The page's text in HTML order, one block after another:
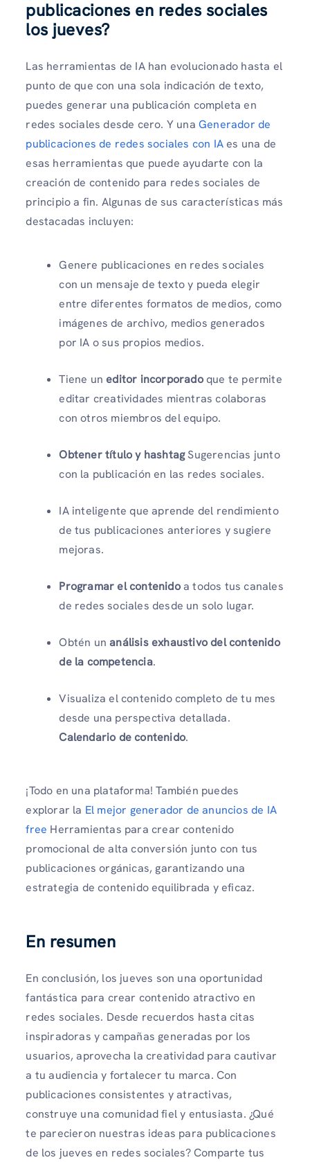
publicaciones en redes sociales
los jueves?
Las herramientas de IA han evolucionado hasta el
punto de que con una sola indicación de texto,
puedes generar una publicación completa en
redes sociales desde cero. Y una Generador de
publicaciones de redes sociales con IAes una de
esas herramientas que puede ayudarte con la
creación de contenido para redes sociales de
principio a fin. Algunas de sus características más
destacadas incluyen:
Genere publicaciones en redes sociales
con un mensaje de texto y pueda elegir
entre diferentes formatos de medios, como
imágenes de archivo, medios generados
por IA o sus propios medios.
Tiene un editor incorporadoque te permite
editar creatividades mientras colaboras
con otros miembros del equipo.
Obtener título y hashtagSugerencias junto
con la publicación en las redes sociales.
IA inteligente que aprende del rendimiento
de tus publicaciones anteriores y sugiere
mejoras.
Programar el contenidoa todos tus canales
de redes sociales desde un solo lugar.
Obtén unanálisis exhaustivo del contenido
de la competencia.
Visualiza el contenido completo de tu mes
desde una perspectiva detallada.
Calendario de contenido.
¡Todo en una plataforma! También puedes
explorar la El mejor generador de anuncios de IA
free Herramientas para crear contenido
promocional de alta conversión junto con tus
publicaciones orgánicas, garantizando una
estrategia de contenido equilibrada y eficaz.
En resumen
En conclusión, los jueves son una oportunidad
fantástica para crear contenido atractivo en
redes sociales. Desde recuerdos hasta citas
inspiradoras y campañas generadas por los
usuarios, aprovecha la creatividad para cautivar
a tu audiencia y fortalecer tu marca. Con
publicaciones consistentes y atractivas,
construye una comunidad fiel y entusiasta. ¿Qué
te parecieron nuestras ideas para publicaciones
de los jueves en redes sociales? Comparte tus